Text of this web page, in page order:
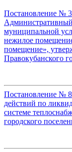
Постановление №
Административный
муниципальной
нежилое
помещение»,
Правокубанского
Постановление №
действий по
системе
городского